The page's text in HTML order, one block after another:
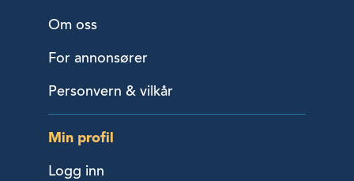
Om oss
For annonsører
Personvern & vilkår
Min profil
Logg inn